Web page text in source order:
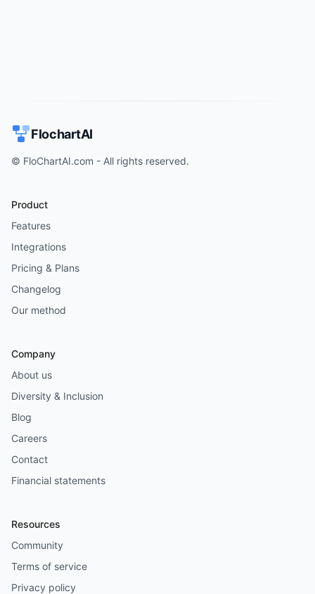
FlochartAI
© FloChartAI.com - All rights reserved.
Product
Features
Integrations
Pricing & Plans
Changelog
Our method
Company
About us
Diversity & Inclusion
Blog
Careers
Contact
Financial statements
Resources
Community
Terms of service
Privacy policy